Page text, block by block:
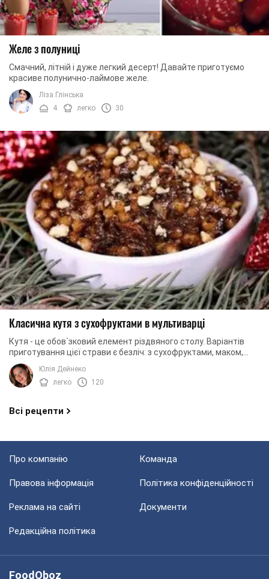
Желе з полуниці
Смачний, літній і дуже легкий десерт! Давайте приготуємо
красиве полунично-лаймове желе.
Ліза Глінська
4
легко 30
Класична кутя з сухофруктами в мультиварці
Кутя - це обов`зковий елемент різдвяного столу. Варіантів
приготування цієї страви є безліч: з сухофруктами, маком,
медом, на основі узвару чи русу. ...
Юлія Дейнеко
легко
120
Всі рецепти
Про компанію Команда
Правова інформація Політика конфіденційності
Реклама на сайті Документи
Редакційна політика
FoodOboz